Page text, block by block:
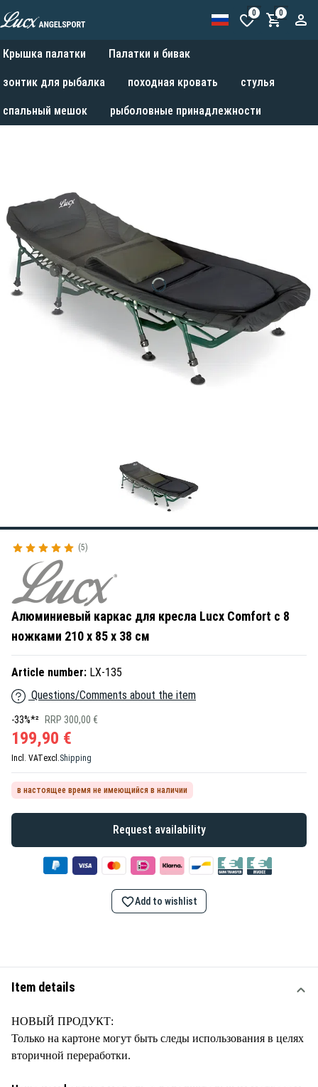
0 0
Крышка палатки Палатки и бивак
зонтик для рыбалка походная кровать стулья
спальный мешок рыболовные принадлежности
5
Алюминиевый каркас для кресла Lucx Comfort с 8
ножками 210 x 85 x 38 см
Article number: LX-135
Questions/Comments about the item
-33%*² RRP 300,00 €
199,90 €
Incl. VATexcl.Shipping
в настоящее время не имеющийся в наличии
Request availability
Add to wishlist
Item details
НОВЫЙ ПРОДУКТ:
Только на картоне могут быть следы использования в целях
вторичной переработки.